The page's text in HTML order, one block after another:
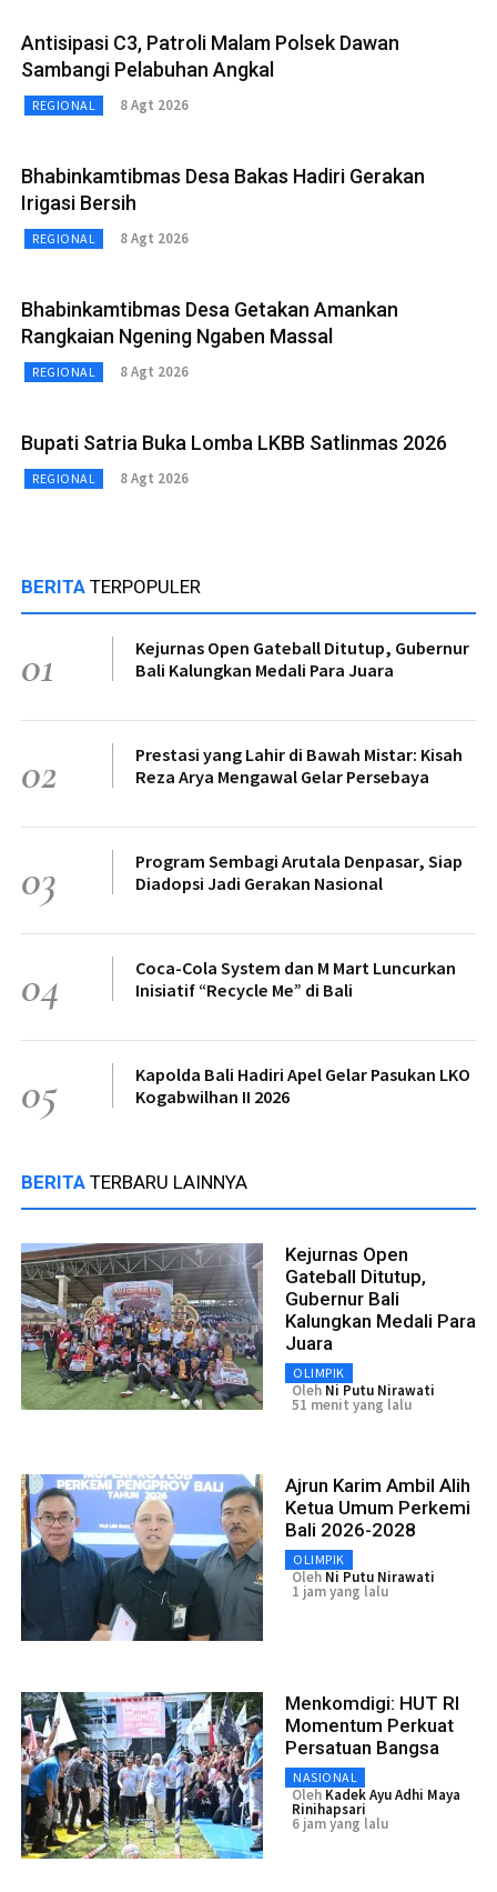
Antisipasi C3, Patroli Malam Polsek Dawan
Sambangi Pelabuhan Angkal
REGIONAL 8 Agt 2026
Bhabinkamtibmas Desa Bakas Hadiri Gerakan
Irigasi Bersih
REGIONAL 8 Agt 2026
Bhabinkamtibmas Desa Getakan Amankan
Rangkaian Ngening Ngaben Massal
REGIONAL 8 Agt 2026
Bupati Satria Buka Lomba LKBB Satlinmas 2026
REGIONAL 8 Agt 2026
BERITA TERPOPULER
01
Kejurnas Open Gateball Ditutup, Gubernur
Bali Kalungkan Medali Para Juara
02
Prestasi yang Lahir di Bawah Mistar: Kisah
Reza Arya Mengawal Gelar Persebaya
03
Program Sembagi Arutala Denpasar, Siap
Diadopsi Jadi Gerakan Nasional
04
Coca-Cola System dan M Mart Luncurkan
Inisiatif “Recycle Me” di Bali
05
Kapolda Bali Hadiri Apel Gelar Pasukan LKO
Kogabwilhan II 2026
BERITA TERBARU LAINNYA
Kejurnas Open
Gateball Ditutup,
Gubernur Bali
Kalungkan Medali Para
Juara
OLIMPIK
Oleh Ni Putu Nirawati
51 menit yang lalu
Ajrun Karim Ambil Alih
Ketua Umum Perkemi
Bali 2026-2028
OLIMPIK
Oleh Ni Putu Nirawati
1 jam yang lalu
Menkomdigi: HUT RI
Momentum Perkuat
Persatuan Bangsa
NASIONAL
Oleh Kadek Ayu Adhi Maya
Rinihapsari
6 jam yang lalu